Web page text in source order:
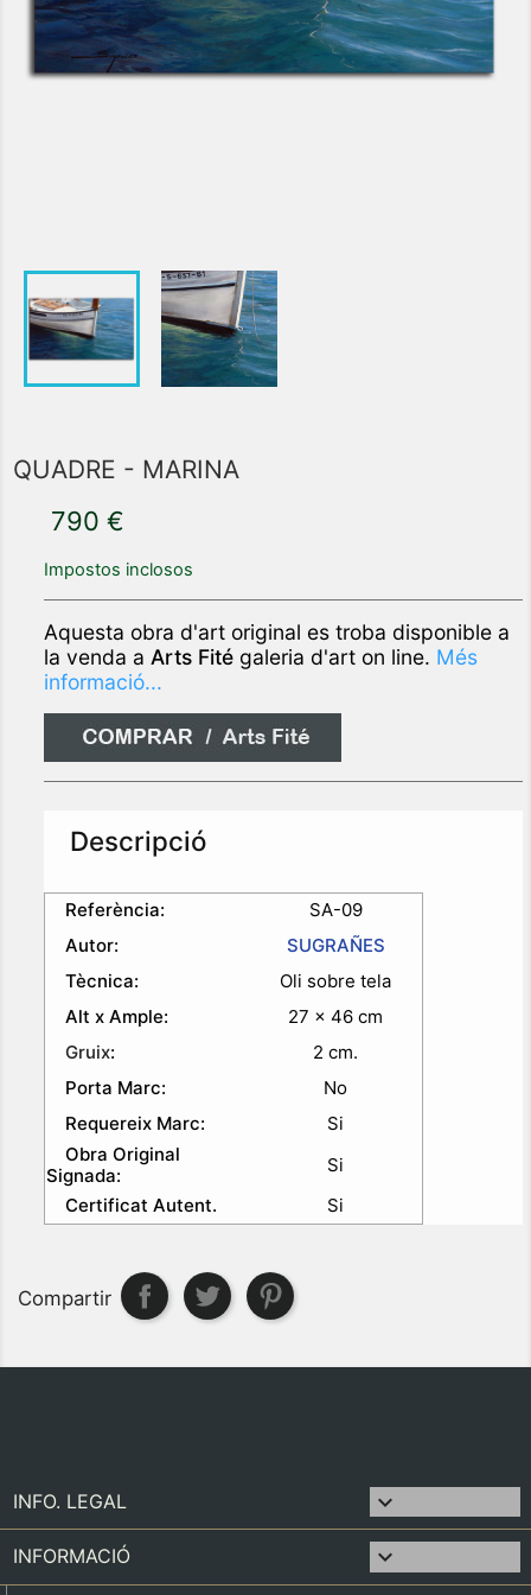
QUADRE - MARINA
790 €
Impostos inclosos
Aquesta obra d'art original es troba disponible a
la venda a Arts Fité galeria d'art on line. Més
informació...
Descripció
Referència:
SA-09
Autor:
SUGRAÑES
Tècnica:
Oli sobre tela
Alt x Ample:
27 x 46 cm
Gruix:
2 cm.
Porta Marc:
No
Requereix Marc:
Si
Obra Original
Signada:
Si
Certificat Autent.
Si
Compartir
INFO. LEGAL 
INFORMACIÓ 